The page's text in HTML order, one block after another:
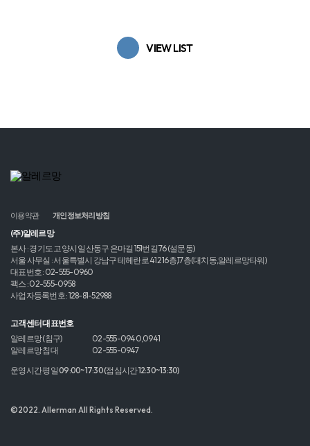
VIEW LIST
이용약관 개인정보처리방침
(주)알레르망
본사 : 경기도 고양시 일산동구 은마길 151번길 76 (설문동)
서울 사무실 : 서울특별시 강남구 테헤란로 412 16층,17층(대치동,알레르망타워)
대표번호 : 02-555-0960
팩스 : 02-555-0958
사업자등록번호 : 128-81-52988
고객센터 대표번호
알레르망 (침구)
02-555-0940,0941
알레르망 침대
02-555-0947
운영시간 평일 09:00~17:30 (점심시간 12:30~13:30)
©2022. Allerman All Rights Reserved.